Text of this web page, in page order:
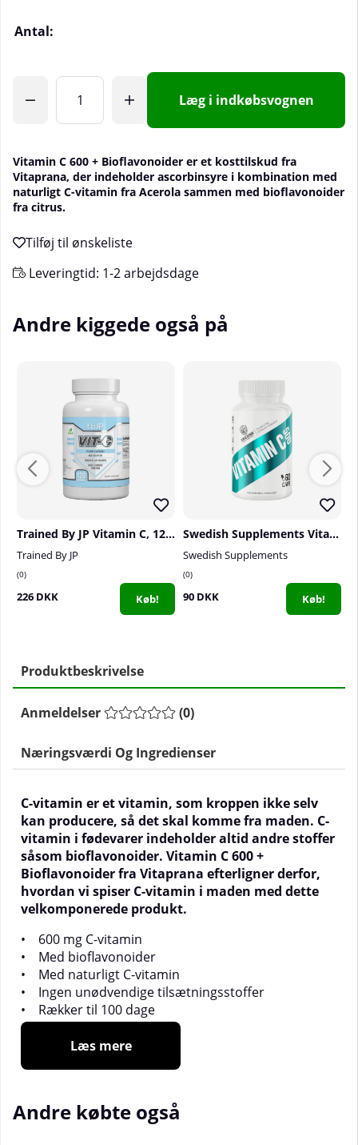
Antal:
Læg i indkøbsvognen
Vitamin C 600 + Bioflavonoider er et kosttilskud fra
Vitaprana, der indeholder ascorbinsyre i kombination med
naturligt C-vitamin fra Acerola sammen med bioflavonoider
fra citrus.
Leveringtid: 1-2 arbejdsdage
Andre kiggede også på
Trained By JP Vitamin C, 120 caps
Trained By JP
0
226 DKK Køb!
Swedish Supplements Vitamin C 500, 60 caps
Swedish Supplements
0
90 DKK Køb!
Produktbeskrivelse
Anmeldelser (0)
Næringsværdi Og Ingredienser
C-vitamin er et vitamin, som kroppen ikke selv
kan producere, så det skal komme fra maden. C-
vitamin i fødevarer indeholder altid andre stoffer
såsom bioflavonoider. Vitamin C 600 +
Bioflavonoider fra Vitaprana efterligner derfor,
hvordan vi spiser C-vitamin i maden med dette
velkomponerede produkt.
• 600 mg C-vitamin
• Med bioflavonoider
• Med naturligt C-vitamin
• Ingen unødvendige tilsætningsstoffer
• Rækker til 100 dage
Immunforsvar og oxidativ stress
for C-vitamin, men mennesker skiller sig ud ved, at vi
fuldstændig mangler den evne. Vi skal derfor få
Læs mere
Andre købte også